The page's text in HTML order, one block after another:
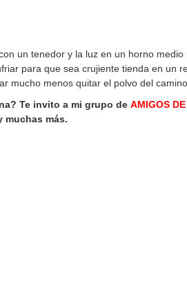
un tenedor y la luz en un horno
para que sea crujiente tienda en un
mucho menos quitar el polvo del
Te invito a mi grupo de AMIGOS
muchas más.